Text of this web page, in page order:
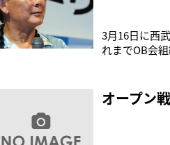
3月16日に西
れまでOB会
73歳、田淵
二度とできな
オープン